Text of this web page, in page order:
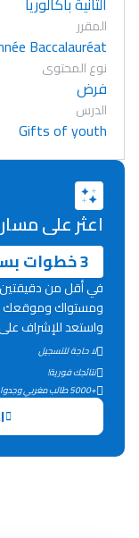
المقرر
Baccalauréat
نوع المحتوى
فرض
الدرس
Gifts of youth
اعثر على
3 خطوات بسيطة
في أقل من دقيقتين،
ومستواك وموقعك
واستعد للإشراف
لا حاجة للتسجيل
نتائجك فورية!
+5000 طالب مغربي وجدوا طريقهم بفضل 9rayti.